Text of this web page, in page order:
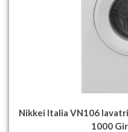
Nikkei Italia VN106
1000